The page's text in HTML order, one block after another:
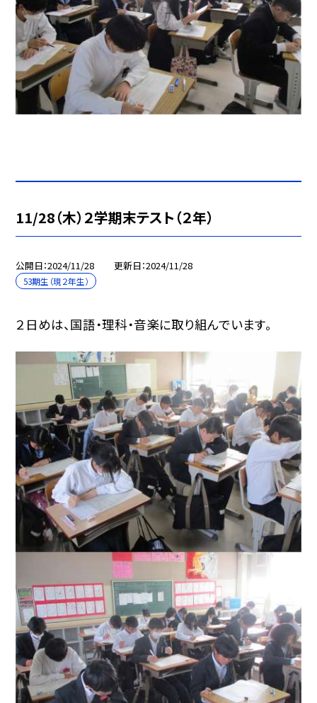
11/28（木）２学期末テスト（２年）
公開日 2024/11/28 更新日 2024/11/28
53期生（現２年生）
２日めは、国語・理科・音楽に取り組んでいます。